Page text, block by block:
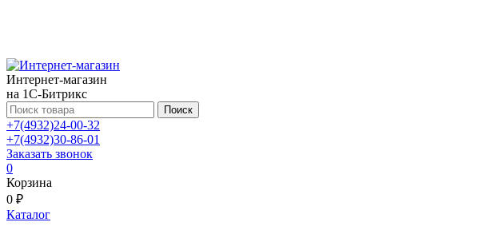
Интернет-магазин
на 1С-Битрикс
Поиск
+7(4932)24-00-32
+7(4932)30-86-01
Заказать звонок
0
Корзина
0 ₽
Каталог